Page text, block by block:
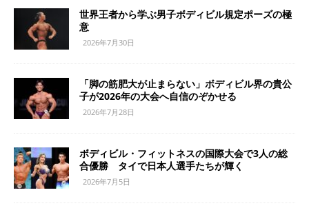
世界王者から学ぶ男子ボディビル規定ポーズの極
意
2026年7月30日
「脚の筋肥大が止まらない」ボディビル界の貴公
子が2026年の大会へ自信のぞかせる
2026年7月28日
ボディビル・フィットネスの国際大会で3人の総
合優勝 タイで日本人選手たちが輝く
2026年7月5日